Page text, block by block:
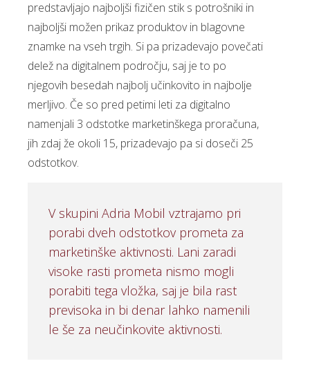
predstavljajo najboljši fizičen stik s potrošniki in
najboljši možen prikaz produktov in blagovne
znamke na vseh trgih. Si pa prizadevajo povečati
delež na digitalnem področju, saj je to po
njegovih besedah najbolj učinkovito in najbolje
merljivo. Če so pred petimi leti za digitalno
namenjali 3 odstotke marketinškega proračuna,
jih zdaj že okoli 15, prizadevajo pa si doseči 25
odstotkov.
V skupini Adria Mobil vztrajamo pri
porabi dveh odstotkov prometa za
marketinške aktivnosti. Lani zaradi
visoke rasti prometa nismo mogli
porabiti tega vložka, saj je bila rast
previsoka in bi denar lahko namenili
le še za neučinkovite aktivnosti.